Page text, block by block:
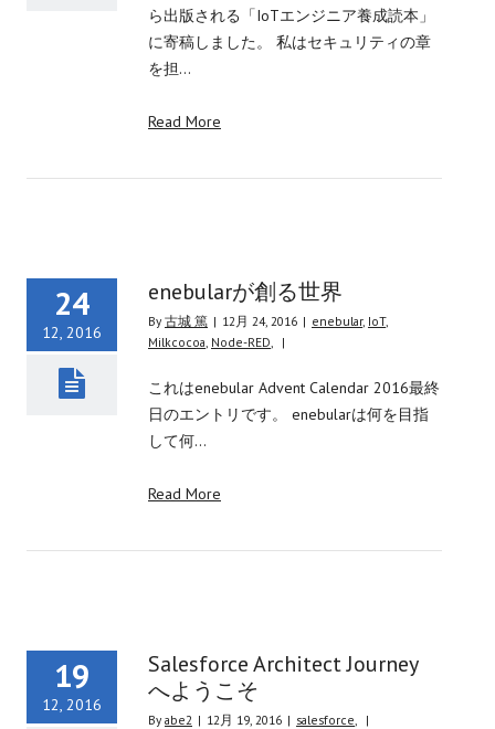
ら出版される「IoTエンジニア養成読本」
に寄稿しました。 私はセキュリティの章
を担…
Read More
24
12, 2016
enebularが創る世界
By 古城 篤 | 12月 24, 2016 | enebular, IoT,
Milkcocoa, Node-RED, |
これはenebular Advent Calendar 2016最終
日のエントリです。 enebularは何を目指
して何…
Read More
19
12, 2016
Salesforce Architect Journey
へようこそ
By abe2 | 12月 19, 2016 | salesforce, |